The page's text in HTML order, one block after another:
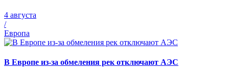
4 августа
/
Европа
В Европе из-за обмеления рек отключают АЭС